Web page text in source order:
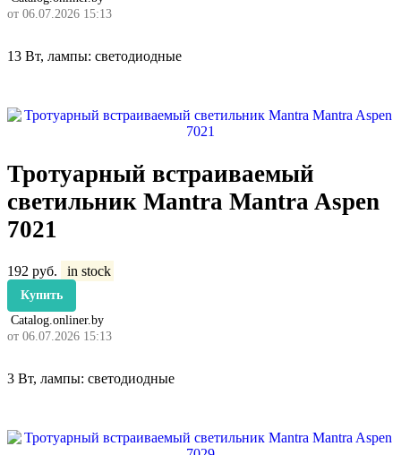
от 06.07.2026 15:13
13 Вт, лампы: светодиодные
Тротуарный встраиваемый
светильник Mantra Mantra Aspen
7021
192 руб. in stock
Купить
Catalog.onliner.by
от 06.07.2026 15:13
3 Вт, лампы: светодиодные